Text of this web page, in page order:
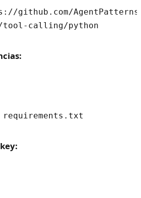
github.com/